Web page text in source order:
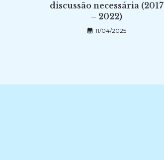
discussão necessária (2017
– 2022)
11/04/2025